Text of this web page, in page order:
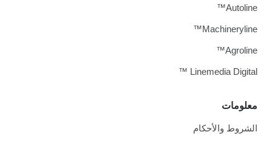
معلومات
الشروط والأحكام
Autoline™
Machineryline™
Agroline™
Linemedia Digital ™